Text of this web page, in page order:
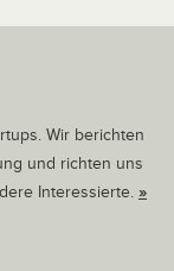
Wir berichten
und richten uns
Interessierte. »